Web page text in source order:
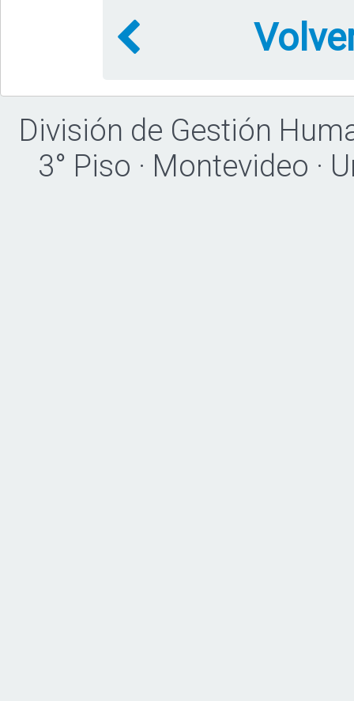
División de Gestión
3° Piso · Montevideo ·